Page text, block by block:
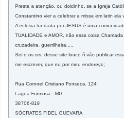
Preste a atenção, ou doidinho, se a Igreja
Constantino vier a celebrar a missa em latin ela
A eclesia fundada por JESUS é uma
TUALIDADE e AMOR, não essa coisa
cruzadeira, guerrilheira.....
Sei q os srs. desse site louco ñ vão publicar
me escrever, que eu por meu endereço;
Rua Coronel Cristiano Fonseca, 124
Lagoa Formosa - MG
38706-819
SÓCRATES FIDEL GUEVARA